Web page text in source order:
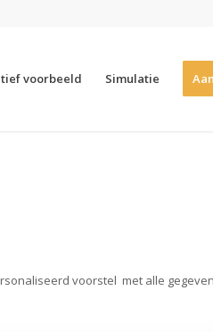
voorbeeld Simulatie
voorstel met alle